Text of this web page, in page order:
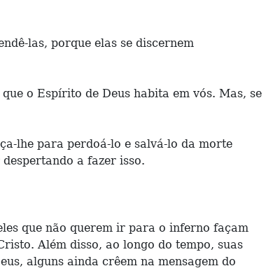
las, porque elas se discernem
o Espírito de Deus habita em vós. Mas, se
lhe para perdoá-lo e salvá-lo da morte
a fazer isso.
que não querem ir para o inferno façam
Além disso, ao longo do tempo, suas
alguns ainda crêem na mensagem do